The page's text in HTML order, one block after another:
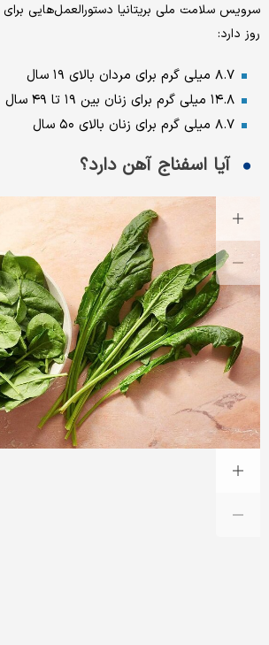
سرویس سلامت ملی بریتانیا دستورالعمل‌هایی برای
روز دارد:
۸.۷ میلی گرم برای مردان بالای ۱۹ سال
۱۴.۸ میلی گرم برای زنان بین ۱۹ تا ۴۹ سال
۸.۷ میلی گرم برای زنان بالای ۵۰ سال
آیا اسفناج آهن دارد؟